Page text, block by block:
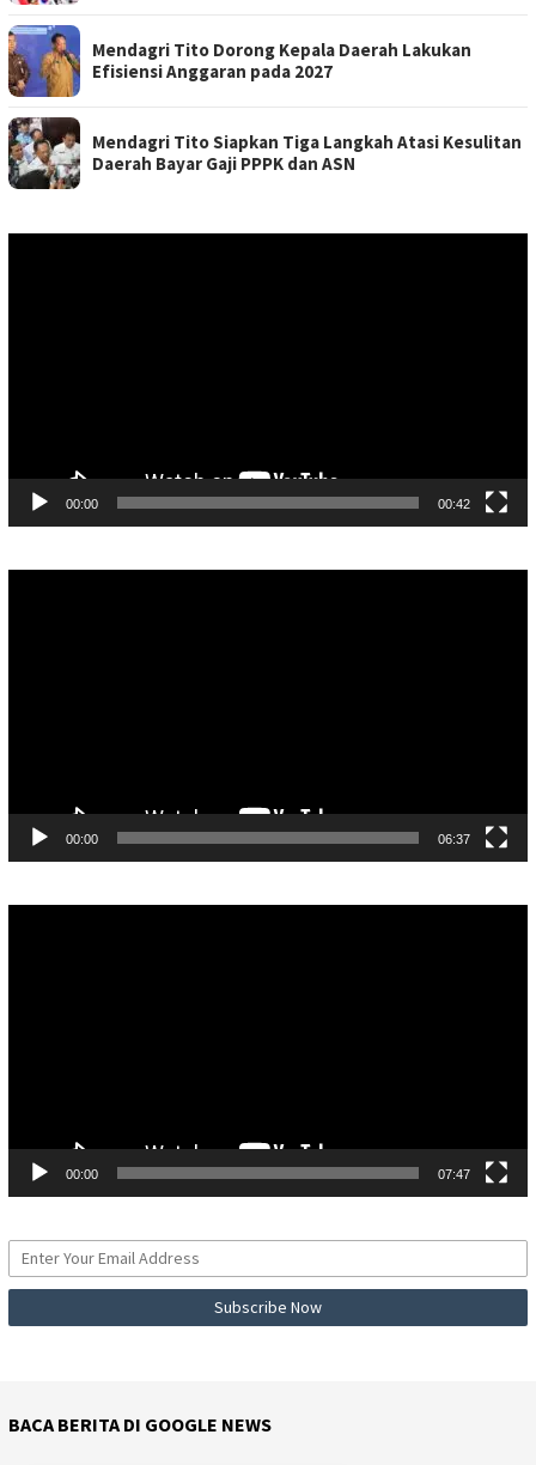
Mendagri Tito Dorong Kepala Daerah Lakukan
Efisiensi Anggaran pada 2027
Mendagri Tito Siapkan Tiga Langkah Atasi Kesulitan
Daerah Bayar Gaji PPPK dan ASN
00:00 00:42
00:00 06:37
00:00 07:47
BACA BERITA DI GOOGLE NEWS